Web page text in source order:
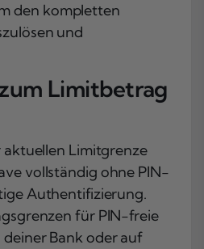
den kompletten
und
Limitbetrag
aktuellen Limitgrenze
vollständig ohne PIN-
Authentifizierung.
für PIN-freie
Bank oder auf